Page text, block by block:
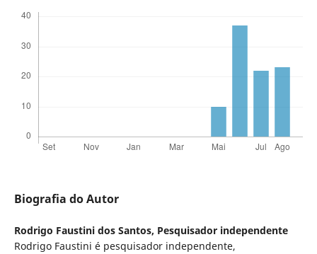
Biografia do Autor
Rodrigo Faustini dos Santos, Pesquisador independente
Rodrigo Faustini é pesquisador independente,